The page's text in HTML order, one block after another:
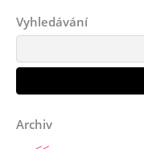
Vyhledávání
Archiv